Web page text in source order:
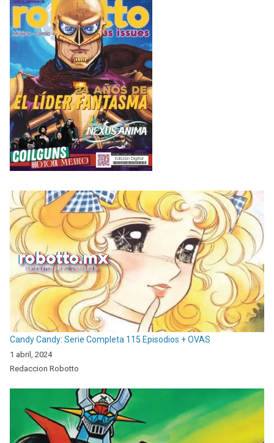
Candy Candy: Serie Completa 115 Episodios + OVAS
1 abril, 2024
Redaccion Robotto